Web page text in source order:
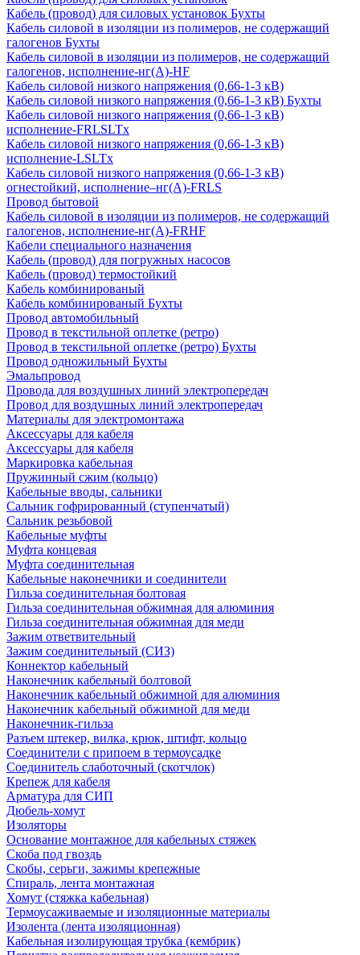
Кабель (провод) для силовых установок Бухты
Кабель силовой в изоляции из полимеров, не содержащий
галогенов Бухты
Кабель силовой в изоляции из полимеров, не содержащий
галогенов, исполнение-нг(А)-HF
Кабель силовой низкого напряжения (0,66-1-3 кВ)
Кабель силовой низкого напряжения (0,66-1-3 кВ) Бухты
Кабель силовой низкого напряжения (0,66-1-3 кВ)
исполнение-FRLSLTx
Кабель силовой низкого напряжения (0,66-1-3 кВ)
исполнение-LSLTx
Кабель силовой низкого напряжения (0,66-1-3 кВ)
огнестойкий, исполнение–нг(А)-FRLS
Провод бытовой
Кабель силовой в изоляции из полимеров, не содержащий
галогенов, исполнение-нг(А)-FRHF
Кабели специального назначения
Кабель (провод) для погружных насосов
Кабель (провод) термостойкий
Кабель комбинированый
Кабель комбинированый Бухты
Провод автомобильный
Провод в текстильной оплетке (ретро)
Провод в текстильной оплетке (ретро) Бухты
Провод одножильный Бухты
Эмальпровод
Провода для воздушных линий электропередач
Провод для воздушных линий электропередач
Материалы для электромонтажа
Аксессуары для кабеля
Аксессуары для кабеля
Маркировка кабельная
Пружинный сжим (кольцо)
Кабельные вводы, сальники
Сальник гофрированный (ступенчатый)
Сальник резьбовой
Кабельные муфты
Муфта концевая
Муфта соединительная
Кабельные наконечники и соединители
Гильза соединительная болтовая
Гильза соединительная обжимная для алюминия
Гильза соединительная обжимная для меди
Зажим ответвительный
Зажим соединительный (СИЗ)
Коннектор кабельный
Наконечник кабельный болтовой
Наконечник кабельный обжимной для алюминия
Наконечник кабельный обжимной для меди
Наконечник-гильза
Разъем штекер, вилка, крюк, штифт, кольцо
Соединители с припоем в термоусадке
Соединитель слаботочный (скотчлок)
Крепеж для кабеля
Арматура для СИП
Дюбель-хомут
Изоляторы
Основание монтажное для кабельных стяжек
Скоба под гвоздь
Скобы, серьги, зажимы крепежные
Спираль, лента монтажная
Хомут (стяжка кабельная)
Термоусаживаемые и изоляционные материалы
Изолента (лента изоляционная)
Кабельная изолирующая трубка (кембрик)